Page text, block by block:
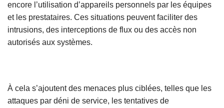
encore l’utilisation d’appareils personnels par les équipes
et les prestataires. Ces situations peuvent faciliter des
intrusions, des interceptions de flux ou des accès non
autorisés aux systèmes.
À cela s’ajoutent des menaces plus ciblées, telles que les
attaques par déni de service, les tentatives de